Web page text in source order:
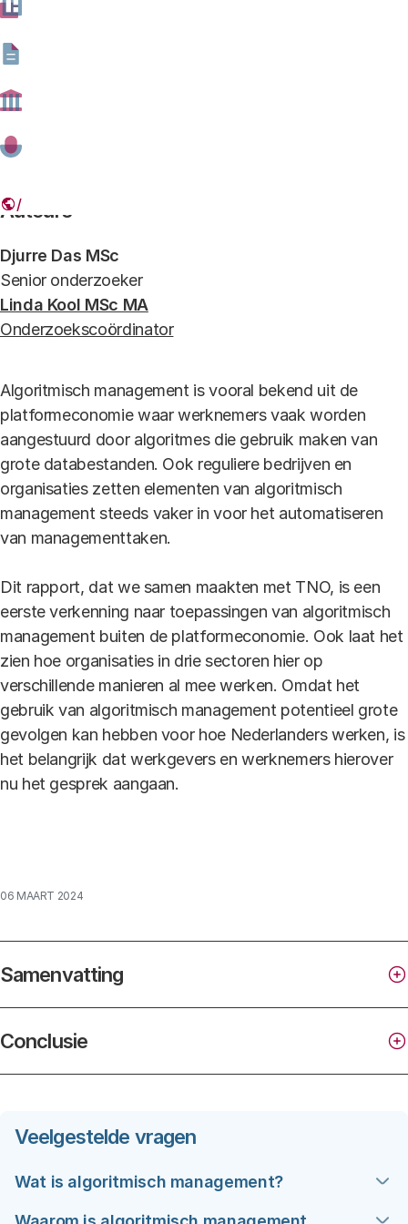
ANP-467868871 algoritmisch management Katrien
Mulder ANP.jpg
Werknemers buiten de platformeconomie krijgen ook steeds vaker te
maken met elementen van algoritmisch management (foto: Katrien
Mulder/ANP)
Algoritmisch management is vooral bekend uit de
platformeconomie waar werknemers vaak worden
aangestuurd door algoritmes die gebruik maken van
grote databestanden. Ook reguliere bedrijven en
organisaties zetten elementen van algoritmisch
management steeds vaker in voor het automatiseren
van managementtaken.
Dit rapport, dat we samen maakten met TNO, is een
eerste verkenning naar toepassingen van algoritmisch
management buiten de platformeconomie. Ook laat het
zien hoe organisaties in drie sectoren hier op
verschillende manieren al mee werken. Omdat het
gebruik van algoritmisch management potentieel grote
gevolgen kan hebben voor hoe Nederlanders werken, is
het belangrijk dat werkgevers en werknemers hierover
nu het gesprek aangaan.
06 MAART 2024
Auteurs
Djurre Das MSc
Senior onderzoeker
Linda Kool MSc MA
Onderzoekscoördinator
Samenvatting
Conclusie
Veelgestelde vragen
Wat is algoritmisch management?